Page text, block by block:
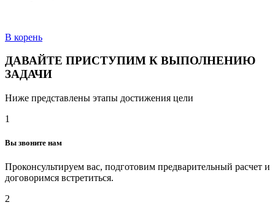
В корень
ДАВАЙТЕ ПРИСТУПИМ К ВЫПОЛНЕНИЮ
ЗАДАЧИ
Ниже представлены этапы достижения цели
1
Вы звоните нам
Проконсультируем вас, подготовим предварительный расчет и
договоримся встретиться.
2